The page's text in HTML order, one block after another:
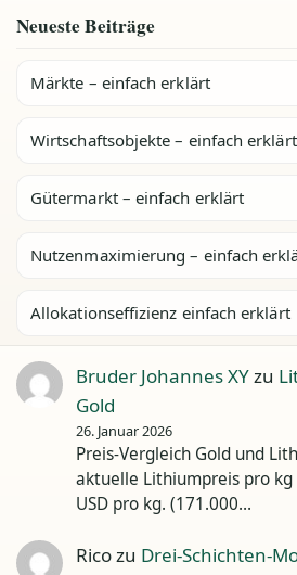
Neueste Beiträge
Märkte – einfach erklärt
Wirtschaftsobjekte – einfach erklärt
Gütermarkt – einfach erklärt
Nutzenmaximierung – einfach
Allokationseffizienz einfach erklärt
Bruder Johannes XYzu
Gold
26. Januar 2026
Preis-Vergleich Gold und
aktuelle Lithiumpreis pro
USD pro kg. (171.000…
Rico zu Drei-Schichten-